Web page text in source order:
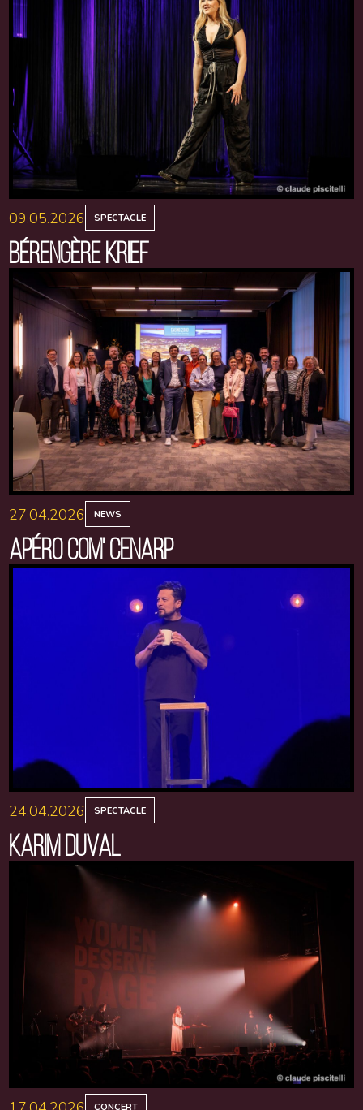
09.05.2026 SPECTACLE
BÉRENGÈRE KRIEF
27.04.2026 NEWS
APÉRO COM' CENARP
24.04.2026 SPECTACLE
KARIM DUVAL
CONCERT